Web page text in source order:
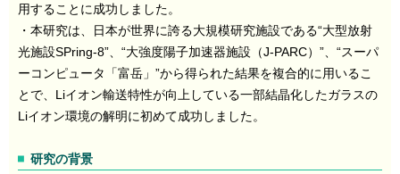
用することに成功しました。
・本研究は、日本が世界に誇る大規模研究施設である“大型放射
光施設SPring-8”、“大強度陽子加速器施設（J-PARC）”、“スーパ
ーコンピュータ「富岳」”から得られた結果を複合的に用いるこ
とで、Liイオン輸送特性が向上している一部結晶化したガラスの
Liイオン環境の解明に初めて成功しました。
研究の背景